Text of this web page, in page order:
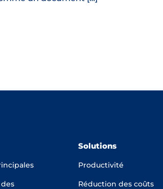
Solutions
Productivité
Réduction des coûts